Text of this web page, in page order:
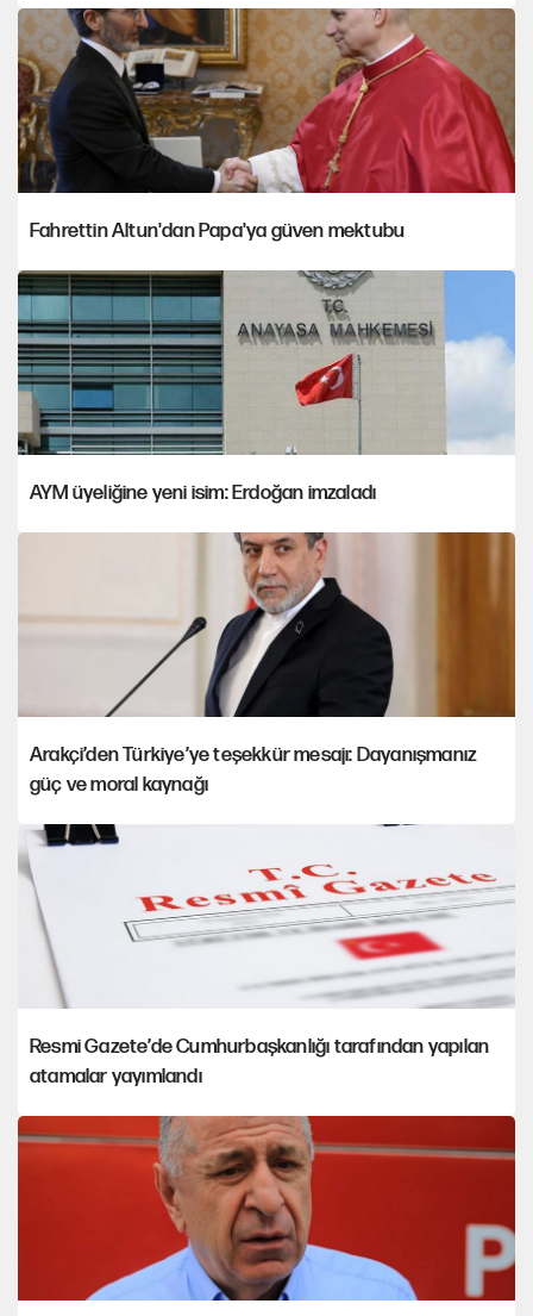
Fahrettin Altun'dan Papa'ya güven mektubu
AYM üyeliğine yeni isim: Erdoğan imzaladı
Arakçi’den Türkiye’ye teşekkür mesajı: Dayanışmanız
güç ve moral kaynağı
Resmi Gazete’de Cumhurbaşkanlığı tarafından yapılan
atamalar yayımlandı